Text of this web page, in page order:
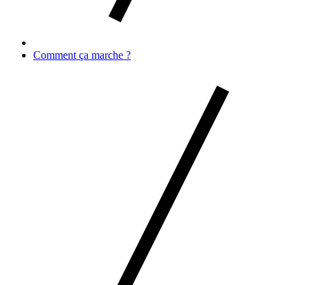
Comment ça marche ?